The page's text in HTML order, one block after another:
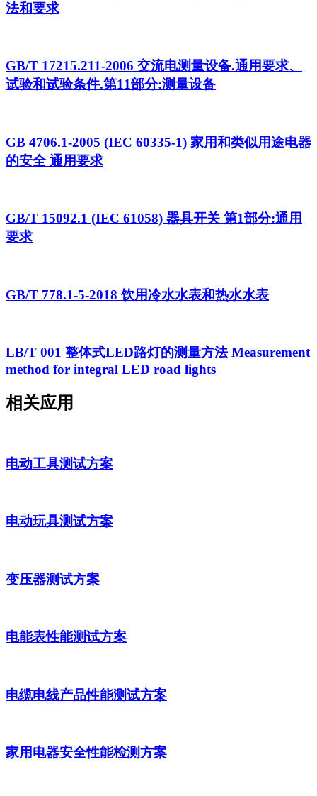
法和要求
GB/T 17215.211-2006 交流电测量设备.通用要求、
试验和试验条件.第11部分:测量设备
GB 4706.1-2005 (IEC 60335-1) 家用和类似用途电器
的安全 通用要求
GB/T 15092.1 (IEC 61058) 器具开关 第1部分:通用
要求
GB/T 778.1-5-2018 饮用冷水水表和热水水表
LB/T 001 整体式LED路灯的测量方法 Measurement
method for integral LED road lights
相关应用
电动工具测试方案
电动玩具测试方案
变压器测试方案
电能表性能测试方案
电缆电线产品性能测试方案
家用电器安全性能检测方案